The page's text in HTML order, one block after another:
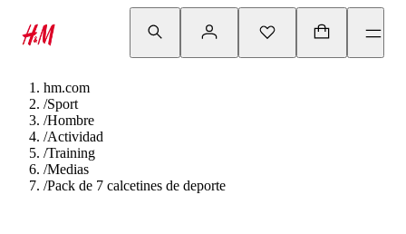
hm.com
/Sport
/Hombre
/Actividad
/Training
/Medias
/Pack de 7 calcetines de deporte